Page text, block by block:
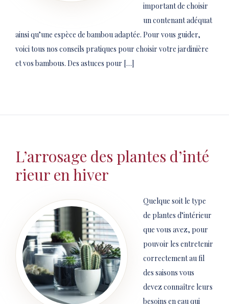
important de choisir
un contenant adéquat
ainsi qu’une espèce de bambou adaptée. Pour vous guider,
voici tous nos conseils pratiques pour choisir votre jardinière
et vos bambous. Des astuces pour […]
L’arrosage des plantes d’inté
rieur en hiver
Quelque soit le type
de plantes d’intérieur
que vous avez, pour
pouvoir les entretenir
correctement au fil
des saisons vous
devez connaître leurs
besoins en eau qui